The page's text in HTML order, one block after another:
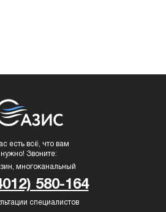
есть всё, что вам
нужно! Звоните:
многоканальный
специалистов
580-164